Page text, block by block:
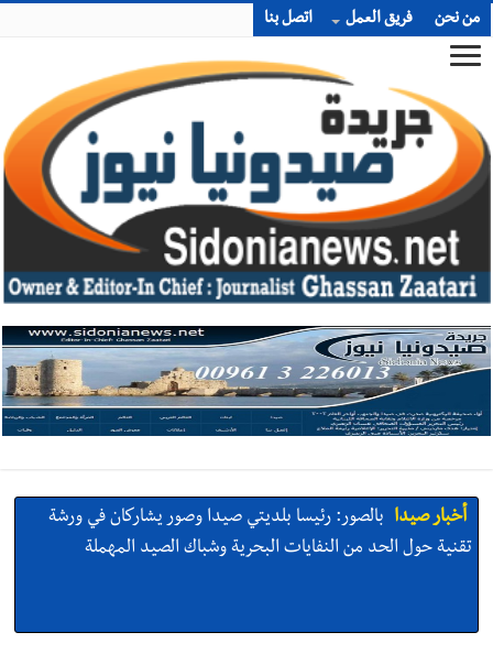
من نحن فريق العمل اتصل بنا
أخبار صيدا بالصور: رئيسا بلديتي صيدا وصور يشاركان في ورشة
تقنية حول الحد من النفايات البحرية وشباك الصيد المهملة